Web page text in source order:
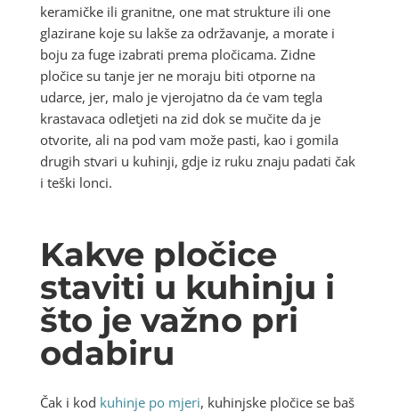
keramičke ili granitne, one mat strukture ili one
glazirane koje su lakše za održavanje, a morate i
boju za fuge izabrati prema pločicama. Zidne
pločice su tanje jer ne moraju biti otporne na
udarce, jer, malo je vjerojatno da će vam tegla
krastavaca odletjeti na zid dok se mučite da je
otvorite, ali na pod vam može pasti, kao i gomila
drugih stvari u kuhinji, gdje iz ruku znaju padati čak
i teški lonci.
Kakve pločice
staviti u kuhinju i
što je važno pri
odabiru
Čak i kod kuhinje po mjeri, kuhinjske pločice se baš